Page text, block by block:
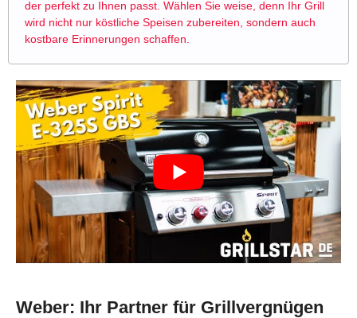
der perfekt zu Ihnen passt. Wählen Sie weise, denn Ihr Grill
wird nicht nur köstliche Speisen zubereiten, sondern auch
kostbare Erinnerungen schaffen.
Weber: Ihr Partner für Grillvergnügen